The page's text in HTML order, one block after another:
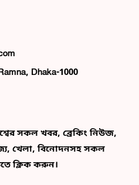
Dhaka-1000
সকল খবর, ব্রেকিং নিউজ,
খেলা, বিনোদনসহ সকল
ক্লিক করুন।